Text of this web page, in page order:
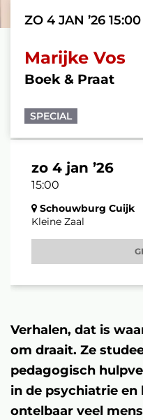
Marijke Vos
Boek & Praat
ZO 4 JAN ’26 15:00
SPECIAL
zo 4 jan ’26
15:00
Schouwburg Cuijk
Kleine Zaal
Verhalen, dat is
om draait. Ze
pedagogisch
in de psychiatrie
ontelbaar veel